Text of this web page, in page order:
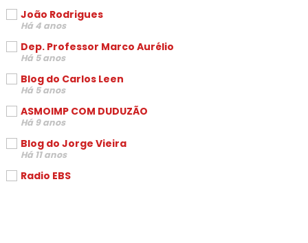
João Rodrigues
Há 4 anos
Dep. Professor Marco Aurélio
Há 5 anos
Blog do Carlos Leen
Há 5 anos
ASMOIMP COM DUDUZÃO
Há 9 anos
Blog do Jorge Vieira
Há 11 anos
Radio EBS